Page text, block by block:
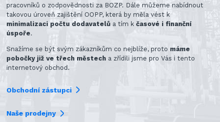
pracovníků o zodpovědnosti za BOZP. Dále můžeme nabídnout
takovou úroveň zajištění OOPP, která by měla vést k
minimalizaci počtu dodavatelů a tím kčasové i finanční
úspoře.
Snažíme se být svým zákazníkům co nejblíže, proto máme
pobočky již ve třech městech a zřídili jsme pro Vás i tento
internetový obchod.
Obchodní zástupci
Naše prodejny